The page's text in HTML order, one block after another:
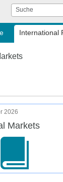
Suche
International
2026
Markets